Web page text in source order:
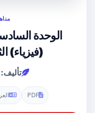
الوحدة
(فيزياء)
PDF